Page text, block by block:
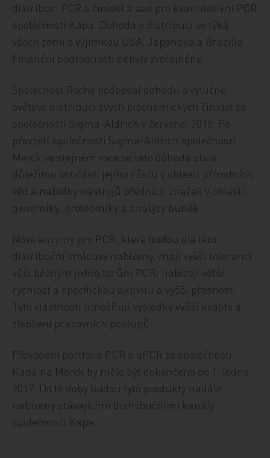
distribuci PCR a činidel a sad pro kvantitativní PCR
společnosti Kapa. Dohoda o distribuci se týká
všech zemí s výjimkou USA, Japonska a Brazílie.
Finanční podrobnosti nebyly zveřejněny.
Společnost Roche podepsal dohodu o výlučné
světové distribuci svých biochemických činidel se
společností Sigma-Aldrich v červenci 2015. Po
převzetí společnosti Sigma-Aldrich společností
Merck ve stejném roce se tato dohoda stala
důležitou součástí jejího růstu v oblasti přírodních
věd a nabídky nástrojů předních značek v oblasti
genomiky, proteomiky a analýzy buněk.
Nové enzymy pro PCR, které budou dle této
distribuční smlouvy nabízeny, mají vyšší toleranci
vůči běžným inhibitorům PCR, nabízejí větší
rychlost a specifickou aktivitu a vyšší přesnost.
Tyto vlastnosti umožňují výsledky vyšší kvality a
zlepšení pracovních postupů.
Převedení portfolia PCR a qPCR ze společnosti
Kapa na Merck by mělo být dokončeno do 1. ledna
2017. Do té doby budou tyto produkty nadále
nabízeny stávajícími distribučními kanály
společnosti Kapa.